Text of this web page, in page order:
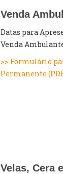
Venda
Datas para
Venda
>> Formulário
Permanente
Velas, Cera